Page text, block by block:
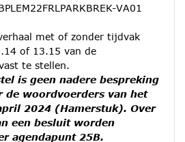
VA01
met of zonder tijdvak
of 13.15 van de
te stellen.
is geen nadere bespreking
de woordvoerders van het
2024 (Hamerstuk). Over
een besluit worden
agendapunt 25B.